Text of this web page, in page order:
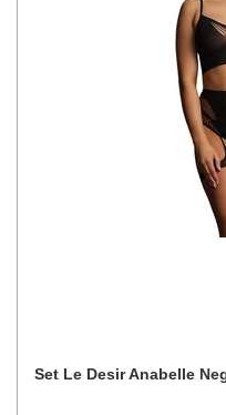
Set Le Desir Anabelle